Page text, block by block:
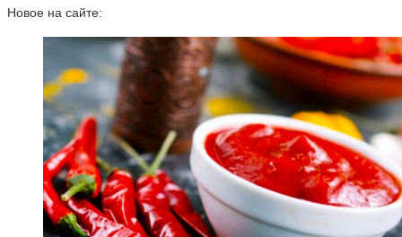
Новое на сайте: